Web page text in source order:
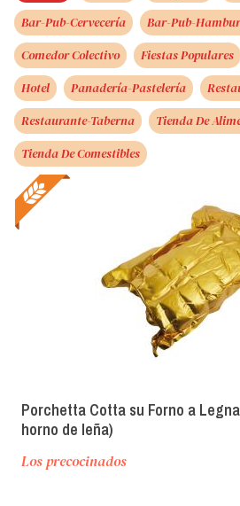
Bar-Pub-Cervecería
Bar-Pub-
Comedor Colectivo
Fiestas Populares
Hotel
Panadería-Pastelería
Restaurante-Taberna
Tienda De
Tienda De Comestibles
Porchetta Cotta su Forno a
horno de leña)
Los precocinados